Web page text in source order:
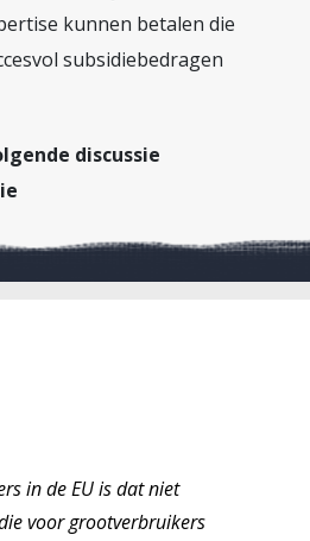
kunnen betalen die
subsidiebedragen
discussie
in de EU is dat niet
voor grootverbruikers